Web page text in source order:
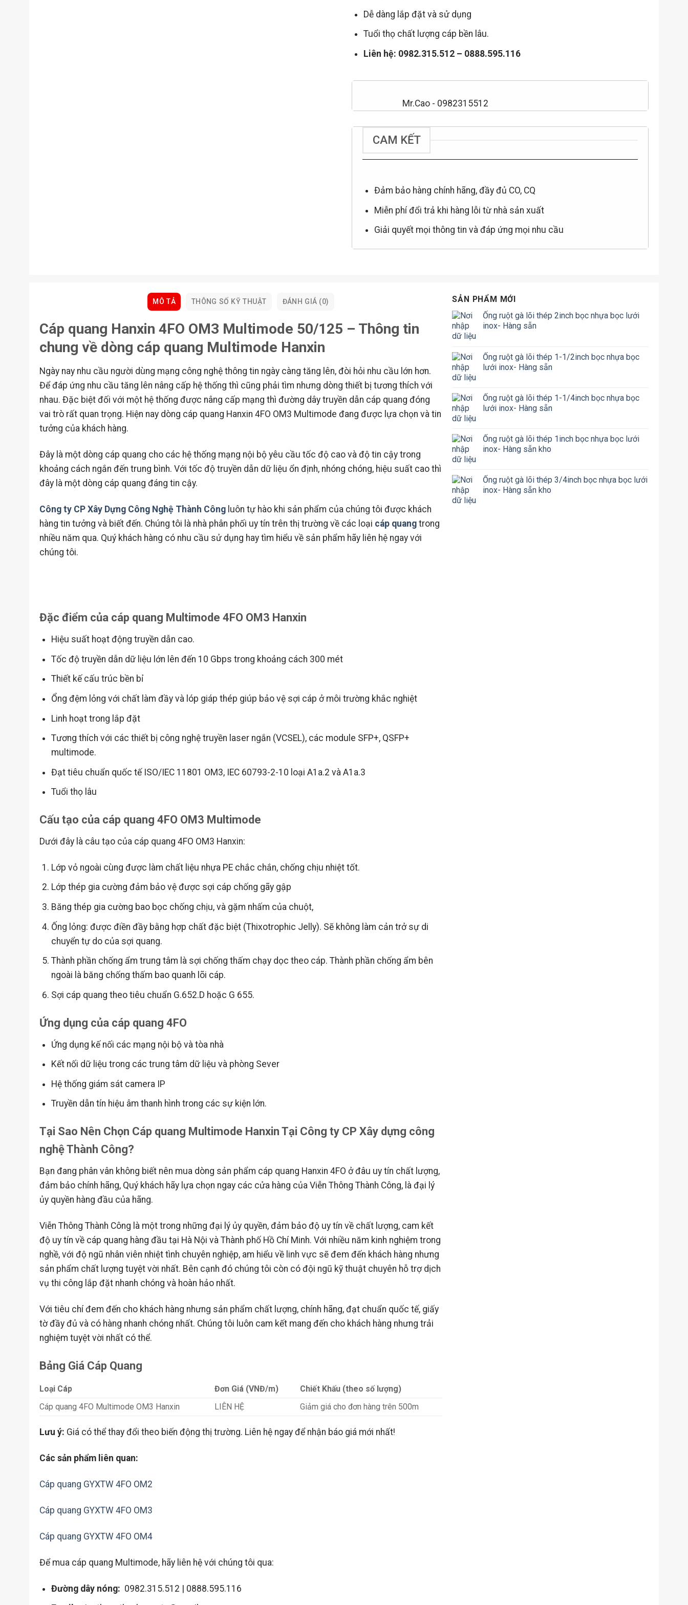
Dễ dàng lắp đặt và sử dụng
Tuổi thọ chất lượng cáp bền lâu.
Liên hệ: 0982.315.512 – 0888.595.116
Mr.Cao - 0982315512
CAM KẾT
Đảm bảo hàng chính hãng, đầy đủ CO, CQ
Miễn phí đổi trả khi hàng lỗi từ nhà sản xuất
Giải quyết mọi thông tin và đáp ứng mọi nhu cầu
MÔ TẢ THÔNG SỐ KỸ THUẬT ĐÁNH GIÁ (0)
Cáp quang Hanxin 4FO OM3 Multimode 50/125 – Thông tin
chung về dòng cáp quang Multimode Hanxin
Ngày nay nhu cầu người dùng mạng công nghệ thông tin ngày càng tăng lên, đòi hỏi nhu cầu lớn hơn.
Để đáp ứng nhu cầu tăng lên nâng cấp hệ thống thì cũng phải tìm nhưng dòng thiết bị tương thích với
nhau. Đặc biệt đối với một hệ thống được nâng cấp mạng thì đường dây truyền dẫn cáp quang đóng
vai trò rất quan trọng. Hiện nay dòng cáp quang Hanxin 4FO OM3 Multimode đang được lựa chọn và tin
tưởng của khách hàng.
Đây là một dòng cáp quang cho các hệ thống mạng nội bộ yêu cầu tốc độ cao và độ tin cậy trong
khoảng cách ngắn đến trung bình. Với tốc độ truyền dẫn dữ liệu ổn định, nhóng chóng, hiệu suất cao thì
đây là một dòng cáp quang đáng tin cậy.
Công ty CP Xây Dựng Công Nghệ Thành Công luôn tự hào khi sản phẩm của chúng tôi được khách
hàng tin tưởng và biết đến. Chúng tôi là nhà phân phối uy tín trên thị trường về các loại cáp quang trong
nhiều năm qua. Quý khách hàng có nhu cầu sử dụng hay tìm hiểu về sản phẩm hãy liên hệ ngay với
chúng tôi.
Đặc điểm của cáp quang Multimode 4FO OM3 Hanxin
Hiệu suất hoạt động truyền dẫn cao.
Tốc độ truyền dẫn dữ liệu lớn lên đến 10 Gbps trong khoảng cách 300 mét
Thiết kế cấu trúc bền bỉ
Ổng đệm lỏng với chất làm đầy và lóp giáp thép giúp bảo vệ sợi cáp ở môi trường khắc nghiệt
Linh hoạt trong lắp đặt
Tương thích với các thiết bị công nghệ truyền laser ngắn (VCSEL), các module SFP+, QSFP+
multimode.
Đạt tiêu chuẩn quốc tế ISO/IEC 11801 OM3, IEC 60793-2-10 loại A1a.2 và A1a.3
Tuổi thọ lâu
Cấu tạo của cáp quang 4FO OM3 Multimode
Dưới đây là câu tạo của cáp quang 4FO OM3 Hanxin:
Lớp vỏ ngoài cùng được làm chất liệu nhựa PE chắc chắn, chống chịu nhiệt tốt.
Lớp thép gia cường đảm bảo vệ được sợi cáp chống gãy gập
Băng thép gia cường bao bọc chống chịu, và gặm nhấm của chuột,
Ống lỏng: được điền đầy bằng hợp chất đặc biệt (Thixotrophic Jelly). Sẽ không làm cản trở sự di
chuyển tự do của sợi quang.
Thành phần chống ẩm trung tâm là sợi chống thấm chạy dọc theo cáp. Thành phần chống ẩm bên
ngoài là băng chống thấm bao quanh lõi cáp.
Sợi cáp quang theo tiêu chuẩn G.652.D hoặc G 655.
Ứng dụng của cáp quang 4FO
Ứng dụng kế nối các mạng nội bộ và tòa nhà
Kết nối dữ liệu trong các trung tâm dữ liệu và phòng Sever
Hệ thống giám sát camera IP
Truyền dẫn tín hiệu âm thanh hình trong các sự kiện lớn.
Tại Sao Nên Chọn Cáp quang Multimode Hanxin Tại Công ty CP Xây dựng công
nghệ Thành Công?
Bạn đang phân vân không biết nên mua dòng sản phẩm cáp quang Hanxin 4FO ở đâu uy tín chất lượng,
đảm bảo chính hãng, Quý khách hãy lựa chọn ngay các cửa hàng của Viễn Thông Thành Công, là đại lý
ủy quyền hàng đầu của hãng.
Viễn Thông Thành Công là một trong những đại lý ủy quyền, đảm bảo độ uy tín về chất lượng, cam kết
độ uy tín về cáp quang hàng đầu tại Hà Nội và Thành phố Hồ Chí Minh. Với nhiều năm kinh nghiệm trong
nghề, với độ ngũ nhân viên nhiệt tình chuyên nghiệp, am hiểu về linh vực sẽ đem đến khách hàng nhưng
sản phẩm chất lượng tuyệt vời nhất. Bên cạnh đó chúng tôi còn có đội ngũ kỹ thuật chuyên hỗ trợ dịch
vụ thi công lắp đặt nhanh chóng và hoàn hảo nhất.
Với tiêu chí đem đến cho khách hàng nhưng sản phẩm chất lượng, chính hãng, đạt chuẩn quốc tế, giấy
tờ đầy đủ và có hàng nhanh chóng nhất. Chúng tôi luôn cam kết mang đến cho khách hàng nhưng trải
nghiệm tuyệt vời nhất có thể.
Bảng Giá Cáp Quang
Loại Cáp Đơn Giá (VNĐ/m)
Chiết Khấu (theo số lượng)
Cáp quang 4FO Multimode OM3 Hanxin
LIÊN HỆ Giảm giá cho đơn hàng trên 500m
Lưu ý: Giá có thể thay đổi theo biến động thị trường. Liên hệ ngay để nhận báo giá mới nhất!
Các sản phẩm liên quan:
Cáp quang GYXTW 4FO OM2
Cáp quang GYXTW 4FO OM3
Cáp quang GYXTW 4FO OM4
Để mua cáp quang Multimode, hãy liên hệ với chúng tôi qua:
Đường dây nóng: 0982.315.512 | 0888.595.116
SẢN PHẨM MỚI
Ống ruột gà lõi thép 2inch bọc nhựa bọc lưới
inox- Hàng sẵn
Ống ruột gà lõi thép 1-1/2inch bọc nhựa bọc
lưới inox- Hàng sẵn
Ống ruột gà lõi thép 1-1/4inch bọc nhựa bọc
lưới inox- Hàng sẵn
Ống ruột gà lõi thép 1inch bọc nhựa bọc lưới
inox- Hàng sẵn kho
Ống ruột gà lõi thép 3/4inch bọc nhựa bọc lưới
inox- Hàng sẵn kho